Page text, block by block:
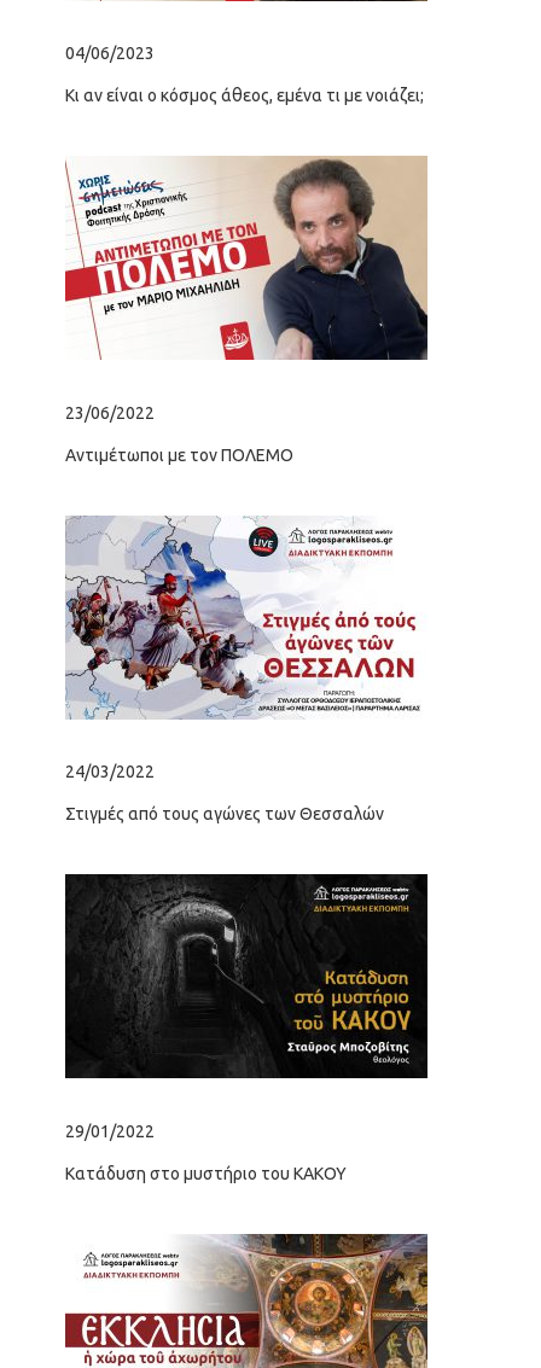
04/06/2023
Κι αν είναι ο κόσμος άθεος, εμένα τι με νοιάζει;
23/06/2022
Αντιμέτωποι με τον ΠΟΛΕΜΟ
24/03/2022
Στιγμές από τους αγώνες των Θεσσαλών
29/01/2022
Κατάδυση στο μυστήριο του ΚΑΚΟΥ